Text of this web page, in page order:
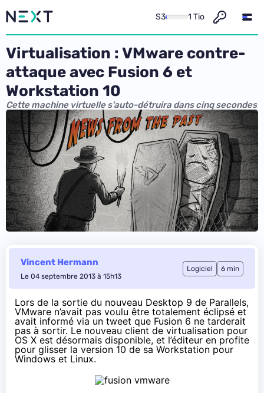
S3 1 Tio
Virtualisation : VMware contre-
attaque avec Fusion 6 et
Workstation 10
Cette machine virtuelle s'auto-détruira dans cinq secondes
Vincent Hermann
Le 04 septembre 2013 à 15h13
Logiciel 6 min
Lors de la sortie du nouveau Desktop 9 de Parallels,
VMware n’avait pas voulu être totalement éclipsé et
avait informé via un tweet que Fusion 6 ne tarderait
pas à sortir. Le nouveau client de virtualisation pour
OS X est désormais disponible, et l’éditeur en profite
pour glisser la version 10 de sa Workstation pour
Windows et Linux.